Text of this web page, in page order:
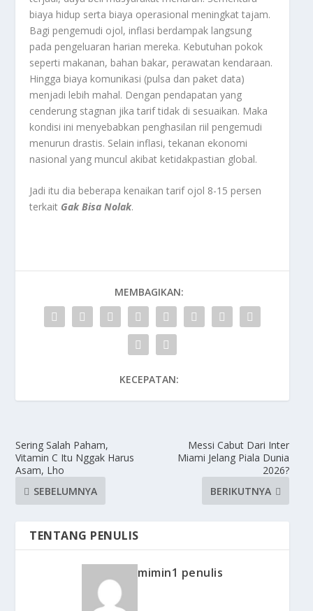
biaya hidup serta biaya operasional meningkat tajam.
Bagi pengemudi ojol, inflasi berdampak langsung
pada pengeluaran harian mereka. Kebutuhan pokok
seperti makanan, bahan bakar, perawatan kendaraan.
Hingga biaya komunikasi (pulsa dan paket data)
menjadi lebih mahal. Dengan pendapatan yang
cenderung stagnan jika tarif tidak di sesuaikan. Maka
kondisi ini menyebabkan penghasilan riil pengemudi
menurun drastis. Selain inflasi, tekanan ekonomi
nasional yang muncul akibat ketidakpastian global.
Jadi itu dia beberapa kenaikan tarif ojol 8-15 persen
terkait Gak Bisa Nolak.
MEMBAGIKAN:
KECEPATAN:
Sering Salah Paham,
Vitamin C Itu Nggak Harus
Asam, Lho
SEBELUMNYA
Messi Cabut Dari Inter
Miami Jelang Piala Dunia
2026?
BERIKUTNYA
TENTANG PENULIS
mimin1 penulis